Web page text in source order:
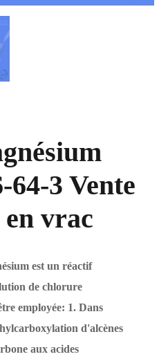
64-3 Vente
en vrac
est un réactif
de chlorure
employée: 1. Dans
d'alcènes
aux acides